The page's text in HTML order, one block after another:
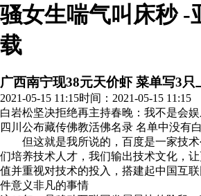
骚女生喘气叫床秒 -
载
广西南宁现38元天价虾 菜单写3只
2021-05-15 11:15时间：2021-05-15 11:15
白岩松坚决拒绝再主持春晚：我不是会娱
四川公布藏传佛教活佛名录 名单中没有
但这就是我所说的，百度是一家技术
们培养技术人才，我们输出技术文化
值并重视对技术的投入，搭建起中国互
件意义非凡的事情